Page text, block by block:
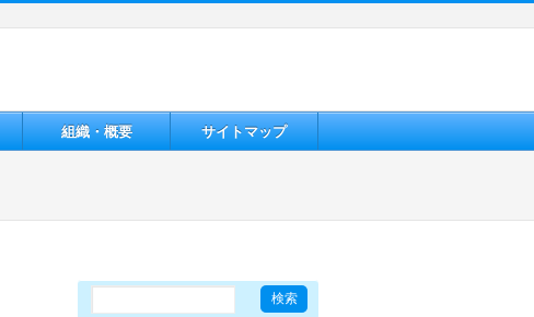
組織・概要 サイトマップ